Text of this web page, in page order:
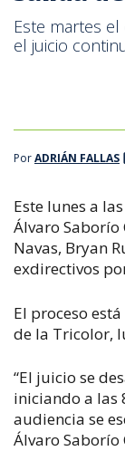
Este martes
el juicio
PorADRIÁN FALLAS
Este lunes a
Álvaro Saborío
Navas, Bryan
exdirectivos
El proceso
de la Tricolor,
“El juicio se
iniciando a las
audiencia se
Álvaro Saborío